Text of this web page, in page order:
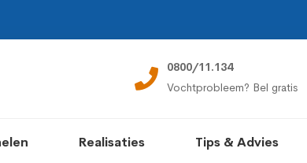
0800/11.134
Vochtprobleem? Bel gratis
Realisaties Tips & Advies